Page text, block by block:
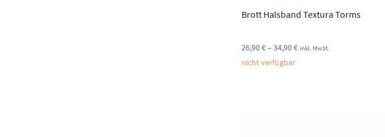
Brott Halsband Textura Torms
26,90€–34,90€ inkl. MwSt.
nicht verfügbar